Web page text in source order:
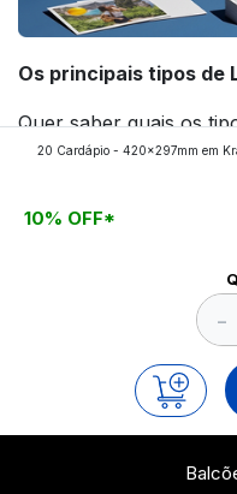
Os principais tipos de
Quer saber quais os
aplicados nos
continue a leitura que
20 Cardápio - 420x297mm em
10% OFF*
−